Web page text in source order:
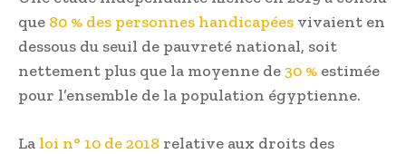
que 80 % des personnes handicapées vivaient en
dessous du seuil de pauvreté national, soit
nettement plus que la moyenne de30 % estimée
pour l’ensemble de la population égyptienne.
La loi n° 10 de 2018 relative aux droits des